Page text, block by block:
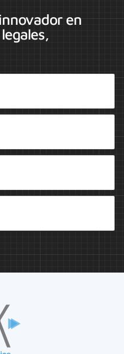
en